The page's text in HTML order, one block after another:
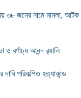
৩৮ জনের নামে মামলা, আটক
ও বর্ণাঢ্য আনন্দ র‌্যালি
পরিকল্পিত হত্যাকান্ড